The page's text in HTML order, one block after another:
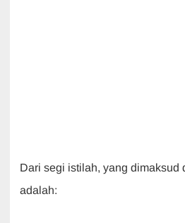
Dari segi istilah, yang dimaksud
adalah: